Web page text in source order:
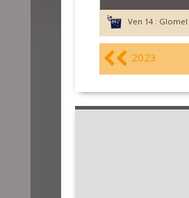
Ven 14 : Glomel
2023